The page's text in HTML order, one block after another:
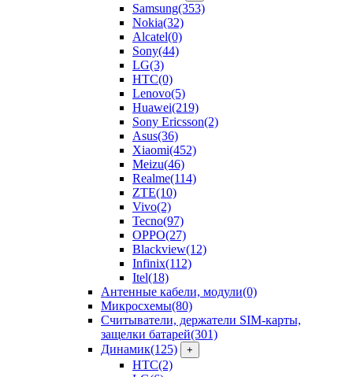
Samsung(353)
Nokia(32)
Alcatel(0)
Sony(44)
LG(3)
HTC(0)
Lenovo(5)
Huawei(219)
Sony Ericsson(2)
Asus(36)
Xiaomi(452)
Meizu(46)
Realme(114)
ZTE(10)
Vivo(2)
Tecno(97)
OPPO(27)
Blackview(12)
Infinix(112)
Itel(18)
Антенные кабели, модули(0)
Микросхемы(80)
Считыватели, держатели SIM-карты,
защелки батарей(301)
Динамик(125) +
HTC(2)